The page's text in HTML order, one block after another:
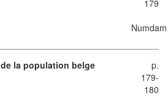
179
Numdam
la population belge
p.
179-
180